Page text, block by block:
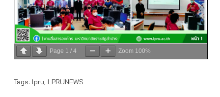
Page 1 / 4 Zoom 100%
Tags: lpru, LPRUNEWS